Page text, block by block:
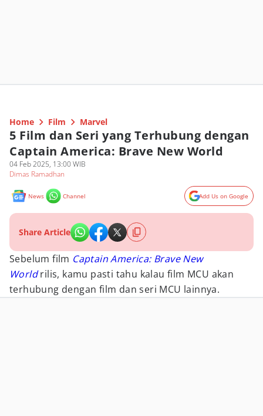
Home Film Marvel
5 Film dan Seri yang Terhubung dengan
Captain America: Brave New World
04 Feb 2025, 13:00 WIB
Dimas Ramadhan
News Channel Add Us on Google
Share Article
Sebelum film Captain America: Brave New
World rilis, kamu pasti tahu kalau film MCU akan
terhubung dengan film dan seri MCU lainnya.